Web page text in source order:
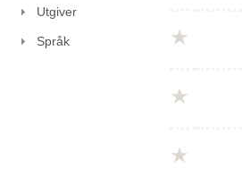
Utgiver
Språk